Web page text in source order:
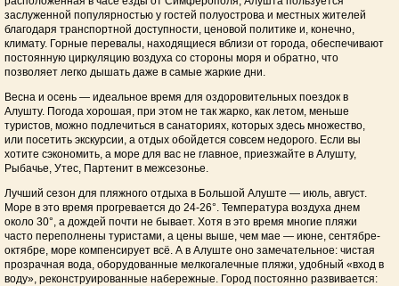
заслуженной популярностью у гостей полуострова и местных жителей
благодаря транспортной доступности, ценовой политике и, конечно,
климату. Горные перевалы, находящиеся вблизи от города, обеспечивают
постоянную циркуляцию воздуха со стороны моря и обратно, что
позволяет легко дышать даже в самые жаркие дни.
Весна и осень — идеальное время для оздоровительных поездок в
Алушту. Погода хорошая, при этом не так жарко, как летом, меньше
туристов, можно подлечиться в санаториях, которых здесь множество,
или посетить экскурсии, а отдых обойдется совсем недорого. Если вы
хотите сэкономить, а море для вас не главное, приезжайте в Алушту,
Рыбачье, Утес, Партенит в межсезонье.
Лучший сезон для пляжного отдыха в Большой Алуште — июль, август.
Море в это время прогревается до 24-26°. Температура воздуха днем
около 30°, а дождей почти не бывает. Хотя в это время многие пляжи
часто переполнены туристами, а цены выше, чем мае — июне, сентябре-
октябре, море компенсирует всё. А в Алуште оно замечательное: чистая
прозрачная вода, оборудованные мелкогалечные пляжи, удобный «вход в
воду», реконструированные набережные. Город постоянно развивается: